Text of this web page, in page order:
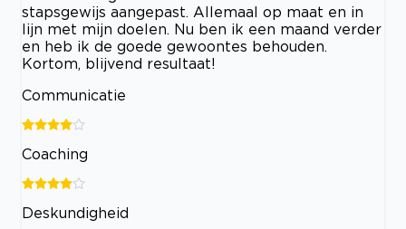
stapsgewijs aangepast. Allemaal op maat en in
lijn met mijn doelen. Nu ben ik een maand verder
en heb ik de goede gewoontes behouden.
Kortom, blijvend resultaat!
Communicatie
Coaching
Deskundigheid